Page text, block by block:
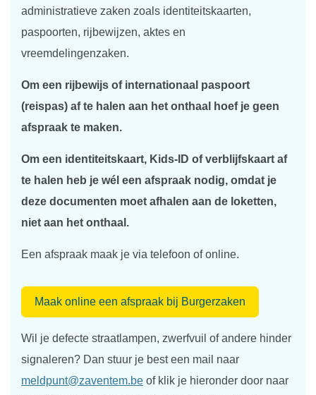
administratieve zaken zoals identiteitskaarten,
paspoorten, rijbewijzen, aktes en
vreemdelingenzaken.
Om een rijbewijs of internationaal paspoort
(reispas) af te halen aan het onthaal hoef je geen
afspraak te maken.
Om een identiteitskaart, Kids-ID of verblijfskaart af
te halen heb je wél een afspraak nodig, omdat je
deze documenten moet afhalen aan de loketten,
niet aan het onthaal.
Een afspraak maak je via telefoon of online.
Maak online een afspraak bij Burgerzaken
Wil je defecte straatlampen, zwerfvuil of andere hinder
signaleren? Dan stuur je best een mail naar
meldpunt@zaventem.be of klik je hieronder door naar